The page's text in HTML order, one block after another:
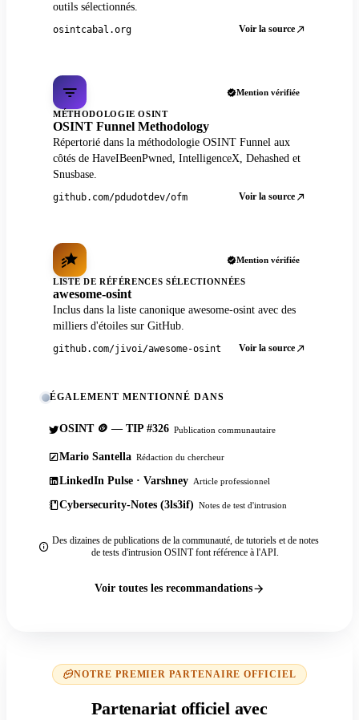
outils sélectionnés.
osintcabal.org Voir la source
Mention vérifiée
MÉTHODOLOGIE OSINT
OSINT Funnel Methodology
Répertorié dans la méthodologie OSINT Funnel aux
côtés de HaveIBeenPwned, IntelligenceX, Dehashed et
Snusbase.
github.com/pdudotdev/ofm Voir la source
Mention vérifiée
LISTE DE RÉFÉRENCES SÉLECTIONNÉES
awesome-osint
Inclus dans la liste canonique awesome-osint avec des
milliers d'étoiles sur GitHub.
github.com/jivoi/awesome-osint Voir la source
ÉGALEMENT MENTIONNÉ DANS
OSINT 🪙 — TIP #326 Publication communautaire
Mario Santella Rédaction du chercheur
LinkedIn Pulse · Varshney Article professionnel
Cybersecurity-Notes (3ls3if) Notes de test d'intrusion
Des dizaines de publications de la communauté, de tutoriels et de notes
de tests d'intrusion OSINT font référence à l'API.
Voir toutes les recommandations
NOTRE PREMIER PARTENAIRE OFFICIEL
Partenariat officiel avec